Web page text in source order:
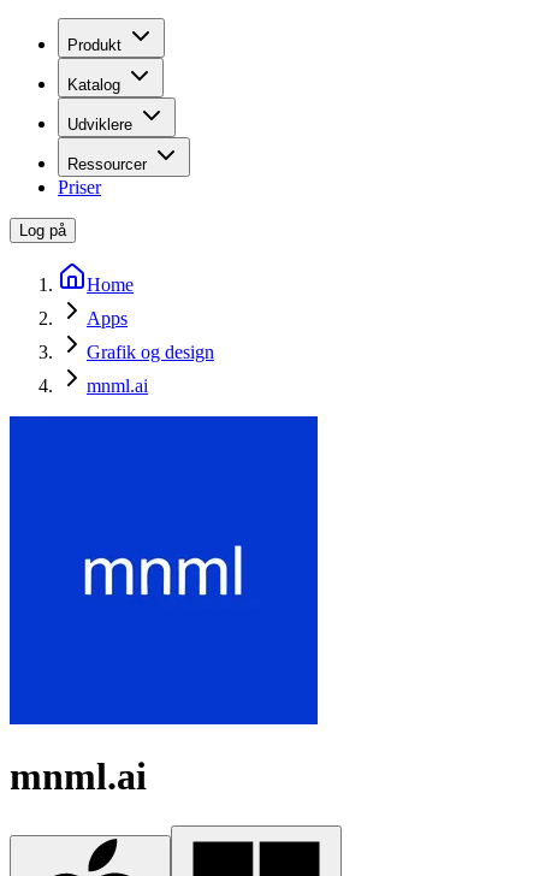
Produkt
Katalog
Udviklere
Ressourcer
Priser
Log på
Home
Apps
Grafik og design
mnml.ai
mnml.ai